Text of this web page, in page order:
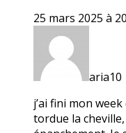
25 mars 2025 à
aria10
j’ai fini mon
tordue la